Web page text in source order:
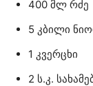
400 მლ რძე
5 კბილი
1 კვერცხი
2 ს.კ.